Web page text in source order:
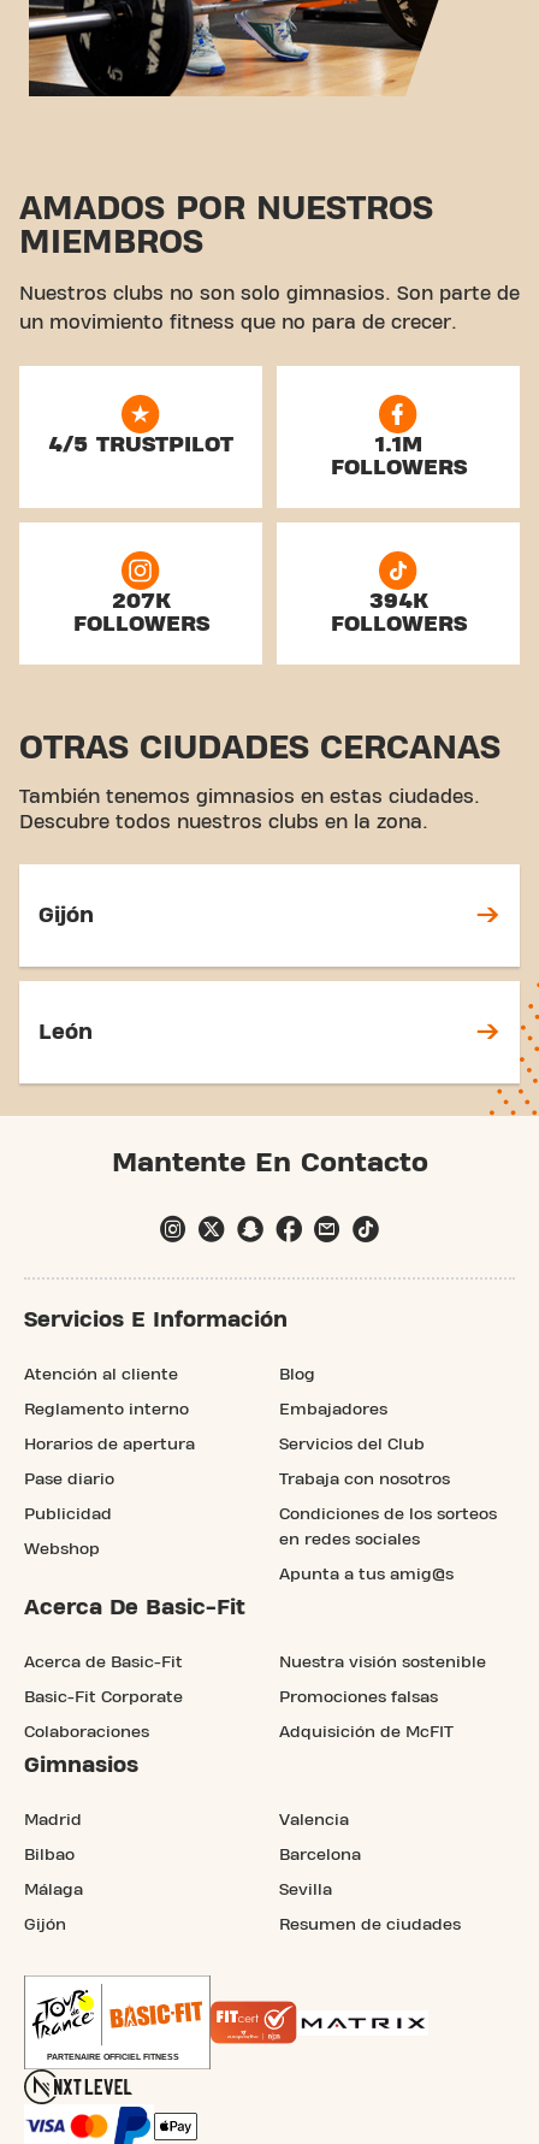
AMADOS POR NUESTROS
MIEMBROS
Nuestros clubs no son solo gimnasios. Son parte de
un movimiento fitness que no para de crecer.
4/5 TRUSTPILOT
1.1M
FOLLOWERS
207K
FOLLOWERS
394K
FOLLOWERS
OTRAS CIUDADES CERCANAS
También tenemos gimnasios en estas ciudades.
Descubre todos nuestros clubs en la zona.
Gijón
León
Mantente En Contacto
Servicios E Información
Atención al cliente
Reglamento interno
Horarios de apertura
Pase diario
Publicidad
Webshop
Blog
Embajadores
Servicios del Club
Trabaja con nosotros
Condiciones de los sorteos
en redes sociales
Apunta a tus amig@s
Acerca De Basic-Fit
Acerca de Basic-Fit
Basic-Fit Corporate
Colaboraciones
Nuestra visión sostenible
Promociones falsas
Adquisición de McFIT
Gimnasios
Madrid
Bilbao
Málaga
Gijón
Valencia
Barcelona
Sevilla
Resumen de ciudades